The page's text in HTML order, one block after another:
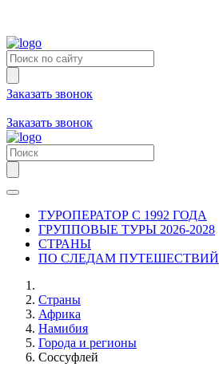
Заказать звонок
Заказать звонок
ТУРОПЕРАТОР С 1992 ГОДА
ГРУППОВЫЕ ТУРЫ 2026-2028
СТРАНЫ
ПО СЛЕДАМ ПУТЕШЕСТВИЙ
Страны
Африка
Намибия
Города и регионы
Соссуфлей